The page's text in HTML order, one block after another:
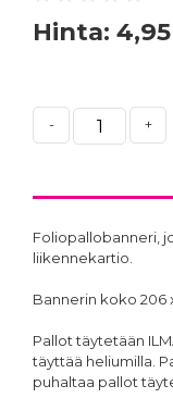
Hinta:
- +
Foliopallobanneri,
liikennekartio.
Bannerin koko 206
Pallot täytetään
täyttää heliumilla.
puhaltaa pallot